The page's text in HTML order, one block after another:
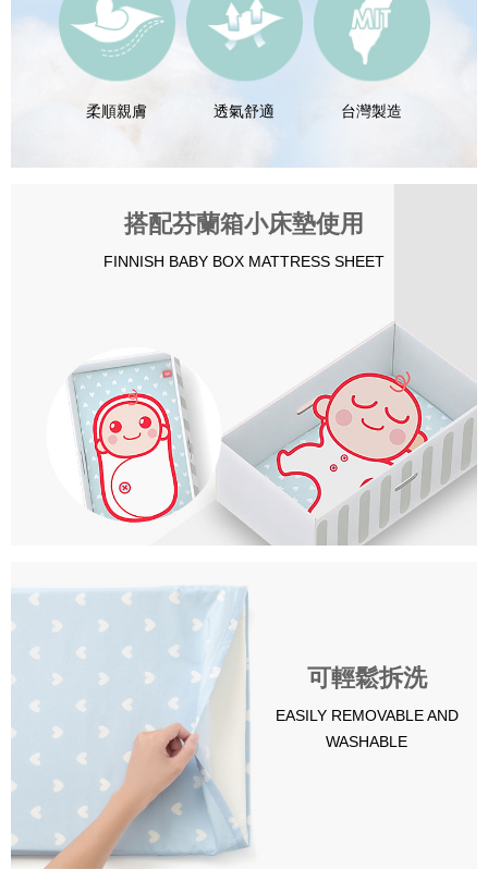
柔順親膚 透氣舒適 台灣製造
搭配芬蘭箱小床墊使用
FINNISH BABY BOX MATTRESS SHEET
可輕鬆拆洗
EASILY REMOVABLE AND
WASHABLE